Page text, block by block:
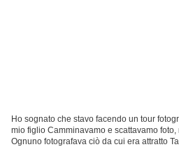
Ho sognato che stavo facendo un tour
mio figlio Camminavamo e scattavamo
Ognuno fotografava ciò da cui era attratto